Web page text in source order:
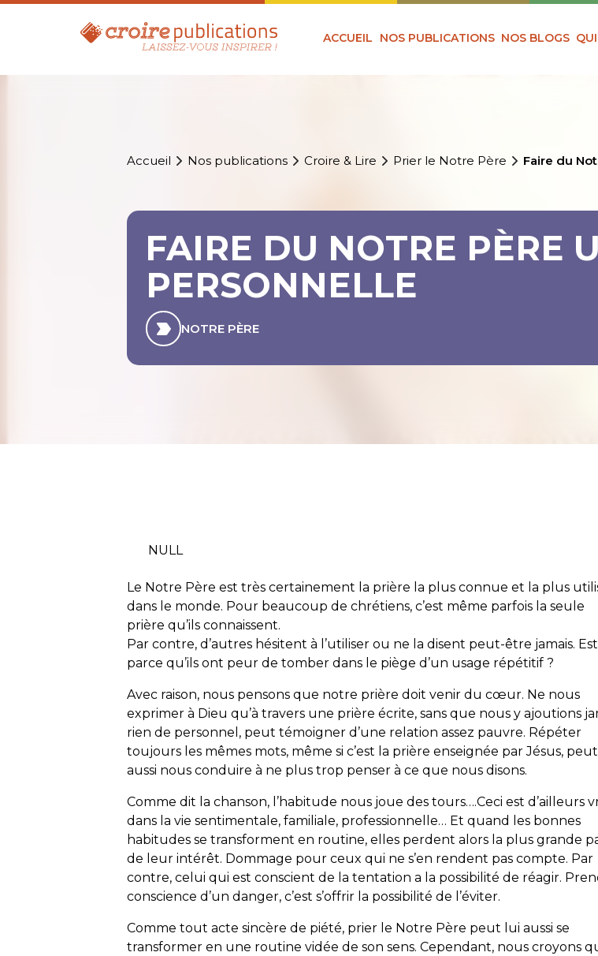
ACCUEIL NOS PUBLICATIONS NOS BLOGS
Accueil Nos publications Croire & Lire Prier le Notre Père Faire du
FAIRE DU NOTRE PÈRE
PERSONNELLE
NOTRE PÈRE
NULL
Le Notre Père est très certainement la prière la plus connue et la plus
dans le monde. Pour beaucoup de chrétiens, c’est même parfois la seule
prière qu’ils connaissent.
Par contre, d’autres hésitent à l’utiliser ou ne la disent peut-être jamais.
parce qu’ils ont peur de tomber dans le piège d’un usage répétitif ?
Avec raison, nous pensons que notre prière doit venir du cœur. Ne nous
exprimer à Dieu qu’à travers une prière écrite, sans que nous y ajoutions
rien de personnel, peut témoigner d’une relation assez pauvre. Répéter
toujours les mêmes mots, même si c’est la prière enseignée par Jésus, peut
aussi nous conduire à ne plus trop penser à ce que nous disons.
Comme dit la chanson, l’habitude nous joue des tours….Ceci est d’ailleurs
dans la vie sentimentale, familiale, professionnelle… Et quand les bonnes
habitudes se transforment en routine, elles perdent alors la plus grande
de leur intérêt. Dommage pour ceux qui ne s’en rendent pas compte. Par
contre, celui qui est conscient de la tentation a la possibilité de réagir.
conscience d’un danger, c’est s’offrir la possibilité de l’éviter.
Comme tout acte sincère de piété, prier le Notre Père peut lui aussi se
transformer en une routine vidée de son sens. Cependant, nous croyons